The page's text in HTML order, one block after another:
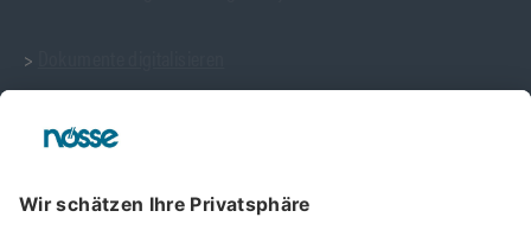
>
Ein Auszug unserer Prozess-Templates